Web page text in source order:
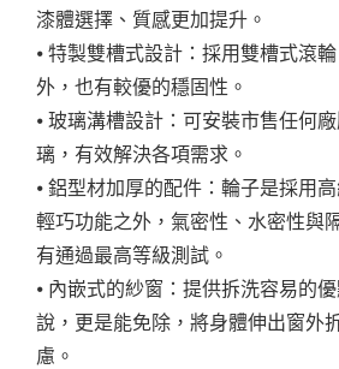
漆體選擇、質感更加提升。
⦁ 特製雙槽式設計：採用雙槽式滾
外，也有較優的穩固性。
⦁ 玻璃溝槽設計：可安裝市售任何
璃，有效解決各項需求。
⦁ 鋁型材加厚的配件：輪子是採用
輕巧功能之外，氣密性、水密性與
有通過最高等級測試。
⦁ 內嵌式的紗窗：提供拆洗容易的
說，更是能免除，將身體伸出窗外
慮。